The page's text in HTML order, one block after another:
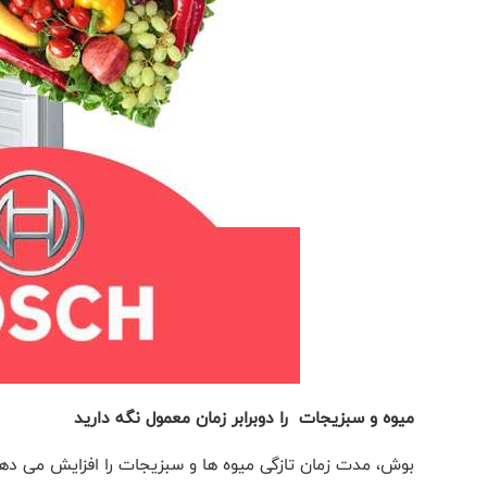
میوه و سبزیجات را دوبرابر زمان معمول نگه دارید
بوش، مدت زمان تازگی میوه ها و سبزیجات را افزایش می